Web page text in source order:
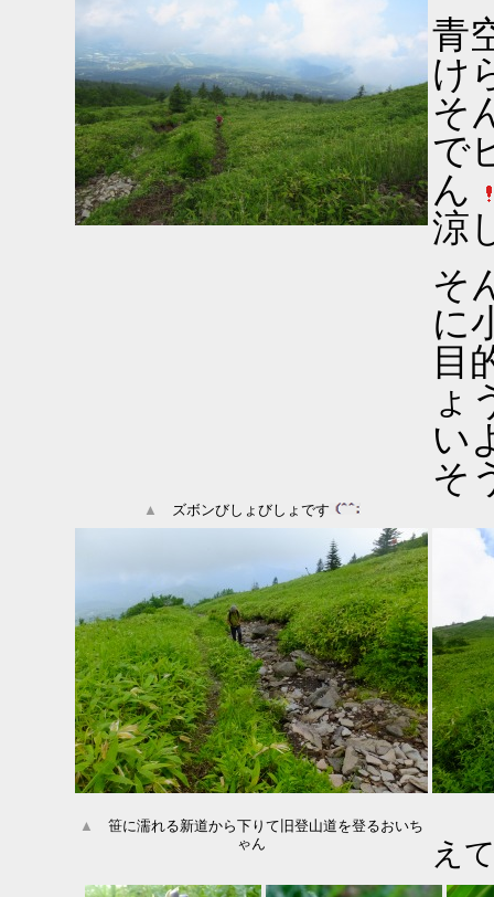
青
け
そ
で
ん
涼
そ
に
目
ょ
い
そ
▲ ズボンびしょびしょです
▲
笹に濡れる新道から下りて旧登山道を登るおいち
ゃん
え